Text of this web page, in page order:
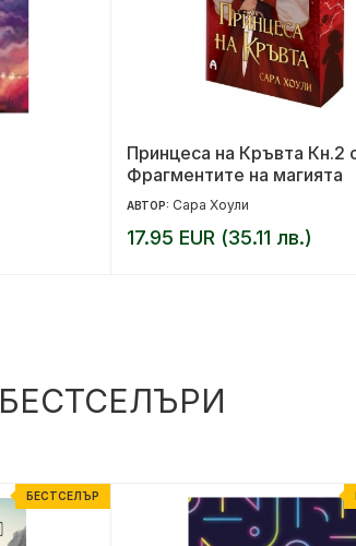
Принцеса на Кръвта Кн.2
Фрагментите на магията
АВТОР: Сара Хоули
17.95 EUR (35.11 лв.)
БЕСТСЕЛЪРИ
БЕСТСЕЛЪР